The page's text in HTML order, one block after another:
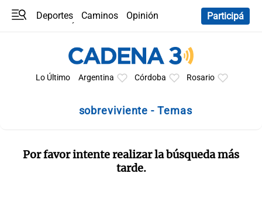
Deportes Caminos
Opinión
Participá
Lo Último Argentina Córdoba Rosario
sobreviviente - Temas
Por favor intente realizar la búsqueda más
tarde.